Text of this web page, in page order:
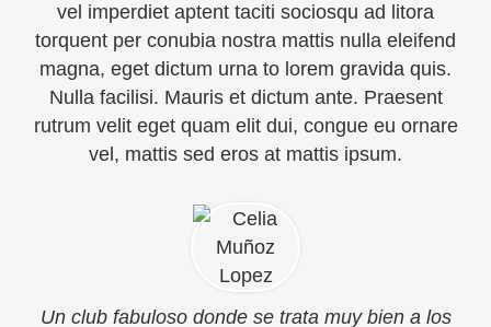
vel imperdiet aptent taciti sociosqu ad litora
torquent per conubia nostra mattis nulla eleifend
magna, eget dictum urna to lorem gravida quis.
Nulla facilisi. Mauris et dictum ante. Praesent
rutrum velit eget quam elit dui, congue eu ornare
vel, mattis sed eros at mattis ipsum.
Un club fabuloso donde se trata muy bien a los